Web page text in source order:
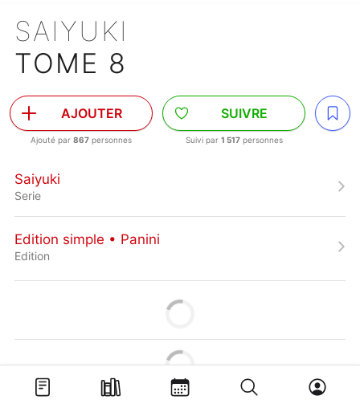
SAIYUKI
TOME 8
AJOUTER
Ajouté par 867 personnes
SUIVRE
Suivi par 1 517personnes
Saiyuki
Serie
Edition simple • Panini
Edition